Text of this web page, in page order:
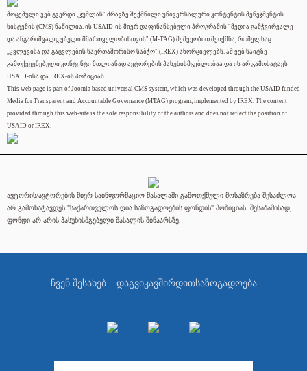
მოცემული ვებ გვერდი „ჯუმლას" ძრავზე შექმნილი უნივერსალური კონტენტის მენეჯმენტის
სისტემის (CMS) ნაწილია. ის USAID-ის მიერ დაფინანსებული პროგრამის "მედია გამჭვირვალე
და ანგარიშვალდებული მმართველობისთვის" (M-TAG) მეშვეობით შეიქმნა, რომელსაც
„კვლევისა და გაცვლების საერთაშორისო საბჭო" (IREX) ახორციელებს. ამ ვებ საიტზე
გამოქვეყნებული კონტენტი მთლიანად ავტორების პასუხისმგებლობაა და ის არ გამოხატავს
USAID-ისა და IREX-ის პოზიციას.
This web page is part of Joomla based universal CMS system, which was developed through the USAID funded
Media for Transparent and Accountable Governance (MTAG) program, implemented by IREX. The content
provided through this web-site is the sole responsibility of the authors and does not reflect the position of
USAID or IREX.
ავტორის/ავტორების მიერ საინფორმაციო მასალაში გამოთქმული მოსაზრება შესაძლოა
არ გამოხატავდეს "საქართველოს ღია საზოგადოების ფონდის" პოზიციას. შესაბამისად,
ფონდი არ არის პასუხისმგებელი მასალის შინაარსზე.
ჩვენ შესახებ დაგვიკავშირდითსაზოგადოება